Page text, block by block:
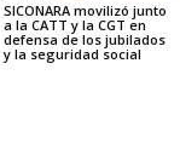
SICONARA movilizó junto
a la CATT y la CGT en
defensa de los jubilados
y la seguridad social